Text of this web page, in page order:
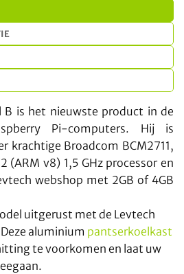
B is het nieuwste product in de
Pi-computers. Hij is
krachtige Broadcom BCM2711,
(ARM v8) 1,5 GHz processor en
webshop met 2GB of 4GB
uitgerust met de Levtech
aluminium pantserkoelkast
te voorkomen en laat uw